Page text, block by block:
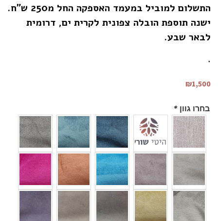
התשלום למוביל במעמד האספקה החל מ250 ש”ח.
ישנה תוספת הובלה צפונית לקרית ים, דרומית
לבאר שבע.
.
₪1,500
בחרו גוון *